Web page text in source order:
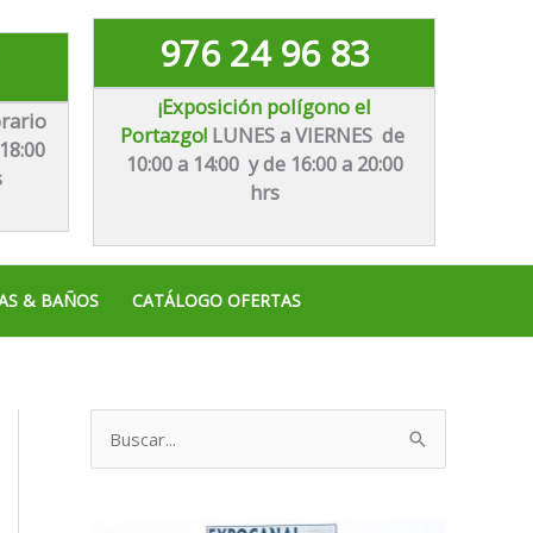
976 24 96 83
¡Exposición polígono el
Portazgo! LUNES a VIERNES de
10:00 a 14:00 y de 16:00 a 20:00
hrs
& BAÑOS CATÁLOGO OFERTAS
u